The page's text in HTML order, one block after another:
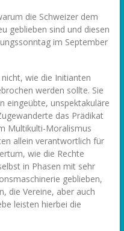
die Schweizer dem
geblieben sind und diesen
im September
wie die Initianten
werden sollte. Sie
eingeübte, unspektakuläre
das Prädikat
Multikulti-Moralismus
allein verantwortlich für
wie die Rechte
in Phasen mit sehr
geblieben,
die Vereine, aber auch
leisten hierbei die